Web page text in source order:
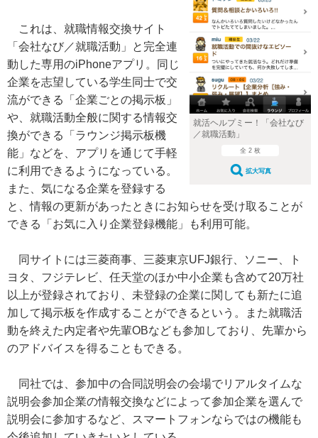
就活ヘルプミー！「会社なび
／就職活動」
全 2 枚
拡大写真
これは、就職情報交換サイト
「会社なび／就職活動」と完全連
動した専用のiPhoneアプリ。同じ
企業を志望している学生同士で交
流ができる「企業ごとの掲示板」
や、就職活動全般に関する情報交
換ができる「ラウンジ掲示板機
能」などを、アプリを通じて手軽
に利用できるようになっている。
また、気になる企業を登録する
と、情報の更新があったときにお知らせを受け取ることが
できる「お気に入り企業登録機能」も利用可能。
同サイトには三菱商事、三菱東京UFJ銀行、ソニー、ト
ヨタ、フジテレビ、任天堂のほか中小企業も含めて20万社
以上が登録されており、未登録の企業に関しても新たに追
加して掲示板を作成することができるという。また就職活
動を終えた内定者や先輩OBなども参加しており、先輩から
のアドバイスを得ることもできる。
同社では、参加中の合同説明会の会場でリアルタイムな
説明会参加企業の情報交換などによって参加企業を選んで
説明会に参加するなど、スマートフォンならではの機能も